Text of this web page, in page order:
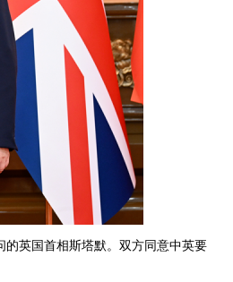
英国首相斯塔默。双方同意中英要